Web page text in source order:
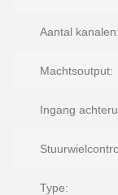
Aantal kanalen:
Machtsoutput:
Ingang
Type: